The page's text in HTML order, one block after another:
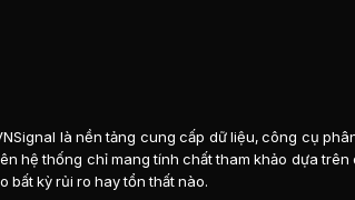
là nền tảng cung cấp dữ liệu, công cụ
hệ thống chỉ mang tính chất tham khảo dựa
bất kỳ rủi ro hay tổn thất nào.